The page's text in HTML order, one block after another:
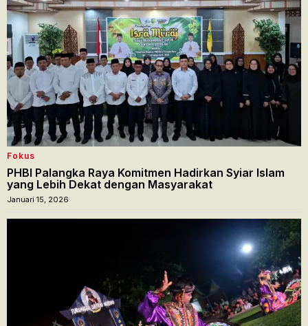
Fokus
PHBI Palangka Raya Komitmen Hadirkan Syiar Islam
yang Lebih Dekat dengan Masyarakat
Januari 15, 2026